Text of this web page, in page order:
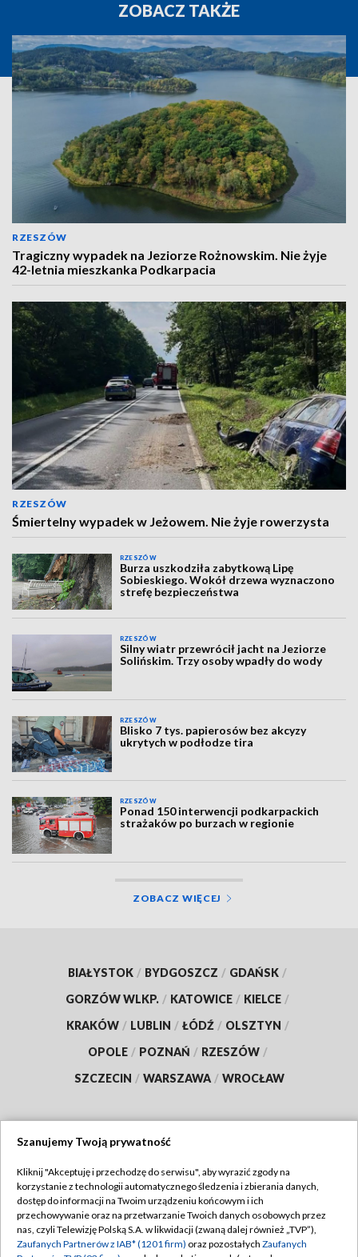
ZOBACZ TAKŻE
RZESZÓW
Tragiczny wypadek na Jeziorze Rożnowskim. Nie żyje
42-letnia mieszkanka Podkarpacia
RZESZÓW
Śmiertelny wypadek w Jeżowem. Nie żyje rowerzysta
RZESZÓW
Burza uszkodziła zabytkową Lipę
Sobieskiego. Wokół drzewa wyznaczono
strefę bezpieczeństwa
RZESZÓW
Silny wiatr przewrócił jacht na Jeziorze
Solińskim. Trzy osoby wpadły do wody
RZESZÓW
Blisko 7 tys. papierosów bez akcyzy
ukrytych w podłodze tira
RZESZÓW
Ponad 150 interwencji podkarpackich
strażaków po burzach w regionie
ZOBACZ WIĘCEJ
BIAŁYSTOK / BYDGOSZCZ / GDAŃSK /
GORZÓW WLKP. / KATOWICE / KIELCE /
KRAKÓW / LUBLIN / ŁÓDŹ / OLSZTYN /
OPOLE / POZNAŃ / RZESZÓW /
SZCZECIN / WARSZAWA / WROCŁAW
TVP
Abonament TVP
Emisja w TVP
Regulamin TVP
Polityka prywatności
Szanujemy Twoją prywatność
Kliknij "Akceptuję i przechodzę do serwisu", aby wyrazić zgody na
korzystanie z technologii automatycznego śledzenia i zbierania danych,
dostęp do informacji na Twoim urządzeniu końcowym i ich
przechowywanie oraz na przetwarzanie Twoich danych osobowych przez
nas, czyli Telewizję Polską S.A. w likwidacji (zwaną dalej również „TVP”),
Zaufanych Partnerów z IAB* (1201 firm) oraz pozostałych Zaufanych